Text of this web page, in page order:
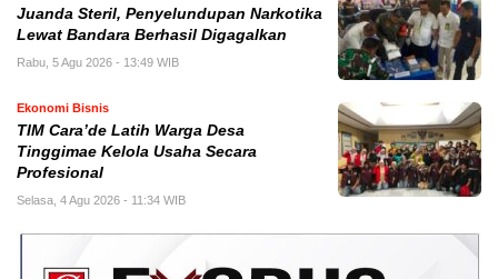
Juanda Steril, Penyelundupan Narkotika
Lewat Bandara Berhasil Digagalkan
Rabu, 5 Agu 2026 - 13:49 WIB
Ekonomi Bisnis
TIM Cara’de Latih Warga Desa
Tinggimae Kelola Usaha Secara
Profesional
Selasa, 4 Agu 2026 - 11:34 WIB